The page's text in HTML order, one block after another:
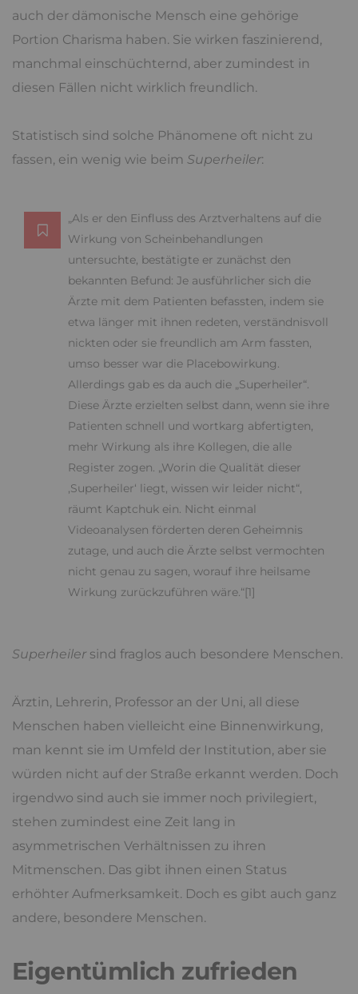
auch der dämonische Mensch eine gehörige
Portion Charisma haben. Sie wirken faszinierend,
manchmal einschüchternd, aber zumindest in
diesen Fällen nicht wirklich freundlich.
Statistisch sind solche Phänomene oft nicht zu
fassen, ein wenig wie beim Superheiler:
„Als er den Einfluss des Arztverhaltens auf die
Wirkung von Scheinbehandlungen
untersuchte, bestätigte er zunächst den
bekannten Befund: Je ausführlicher sich die
Ärzte mit dem Patienten befassten, indem sie
etwa länger mit ihnen redeten, verständnisvoll
nickten oder sie freundlich am Arm fassten,
umso besser war die Placebowirkung.
Allerdings gab es da auch die „Superheiler“.
Diese Ärzte erzielten selbst dann, wenn sie ihre
Patienten schnell und wortkarg abfertigten,
mehr Wirkung als ihre Kollegen, die alle
Register zogen. „Worin die Qualität dieser
‚Superheiler‘ liegt, wissen wir leider nicht“,
räumt Kaptchuk ein. Nicht einmal
Videoanalysen förderten deren Geheimnis
zutage, und auch die Ärzte selbst vermochten
nicht genau zu sagen, worauf ihre heilsame
Wirkung zurückzuführen wäre.“[1]
Superheiler sind fraglos auch besondere Menschen.
Ärztin, Lehrerin, Professor an der Uni, all diese
Menschen haben vielleicht eine Binnenwirkung,
man kennt sie im Umfeld der Institution, aber sie
würden nicht auf der Straße erkannt werden. Doch
irgendwo sind auch sie immer noch privilegiert,
stehen zumindest eine Zeit lang in
asymmetrischen Verhältnissen zu ihren
Mitmenschen. Das gibt ihnen einen Status
erhöhter Aufmerksamkeit. Doch es gibt auch ganz
andere, besondere Menschen.
Eigentümlich zufrieden